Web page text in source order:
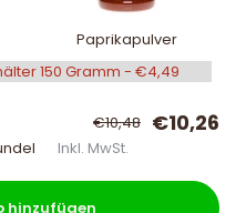
Paprikapulver
€10,48 €10,26
Inkl. MwSt.
hinzufügen